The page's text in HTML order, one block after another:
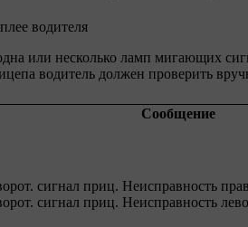
водителя
или несколько ламп мигающих
водитель должен проверить
Сообщение
сигнал приц. Неисправность
сигнал приц. Неисправность